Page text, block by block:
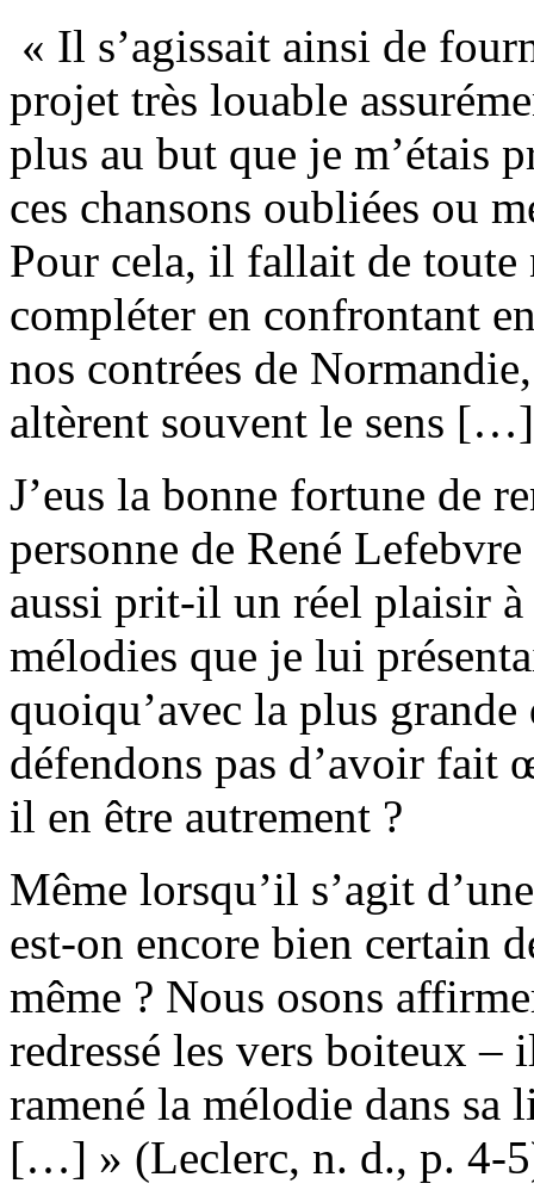
« Il s’agissait ainsi de
projet très louable
plus au but que je m’étais
ces chansons oubliées ou
Pour cela, il fallait de toute
compléter en confrontant
nos contrées de
altèrent souvent le sens
J’eus la bonne fortune de
personne de René
aussi prit-il un réel plaisir à
mélodies que je lui
quoiqu’avec la plus
défendons pas d’avoir fait
il en être autrement ?
Même lorsqu’il s’agit
est-on encore bien certain
même ? Nous osons
redressé les vers boiteux –
ramené la mélodie dans sa
[…] » (Leclerc, n. d., p. 4-